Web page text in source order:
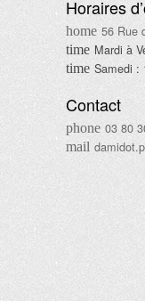
Horaires
56 Rue
Mardi à
Samedi :
Contact
03 80